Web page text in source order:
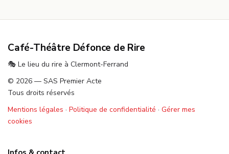
Café-Théâtre Défonce de Rire
🎭 Le lieu du rire à Clermont-Ferrand
© 2026 — SAS Premier Acte
Tous droits réservés
Mentions légales · Politique de confidentialité · Gérer mes
cookies